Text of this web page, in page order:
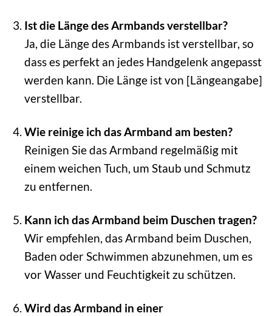
Ist die Länge des Armbands verstellbar?
Ja, die Länge des Armbands ist verstellbar, so
dass es perfekt an jedes Handgelenk angepasst
werden kann. Die Länge ist von [Längeangabe]
verstellbar.
Wie reinige ich das Armband am besten?
Reinigen Sie das Armband regelmäßig mit
einem weichen Tuch, um Staub und Schmutz
zu entfernen.
Kann ich das Armband beim Duschen tragen?
Wir empfehlen, das Armband beim Duschen,
Baden oder Schwimmen abzunehmen, um es
vor Wasser und Feuchtigkeit zu schützen.
Wird das Armband in einer